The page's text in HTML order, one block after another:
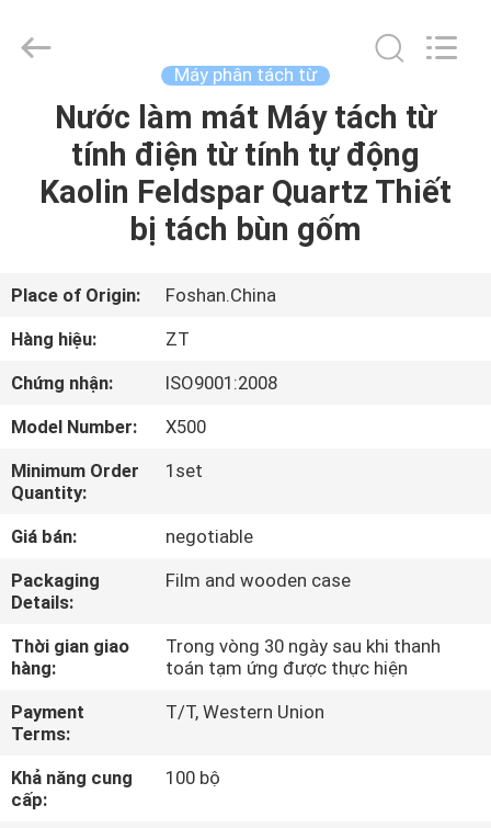
TRANG
PHẨM
VỀ
TÔI
THAM
QUAN
NHÀ
KIỂM
SOÁT
CHẤT
LƯỢNG
Zhongtai
Machinery
Máy phân tách từ
Nước làm mát Máy tách từ
tính điện từ tính tự động
Kaolin Feldspar Quartz Thiết
bị tách bùn gốm
Place of Origin:
Foshan.China
Hàng hiệu:
ZT
Chứng nhận:
ISO9001:2008
Model Number:
X500
Minimum Order
Quantity:
1set
Giá bán:
negotiable
Packaging
Details:
Film and wooden case
Thời gian giao
hàng:
Trong vòng 30 ngày sau khi thanh
toán tạm ứng được thực hiện
Payment
Terms:
T/T, Western Union
Khả năng cung
cấp:
100 bộ